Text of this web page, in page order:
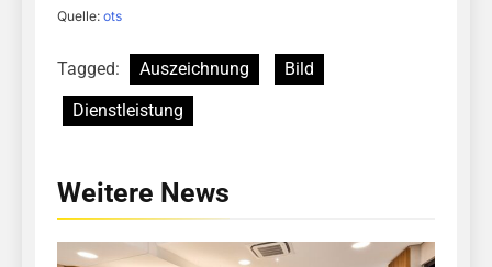
Quelle: ots
Tagged: Auszeichnung
Bild
Dienstleistung
Weitere News